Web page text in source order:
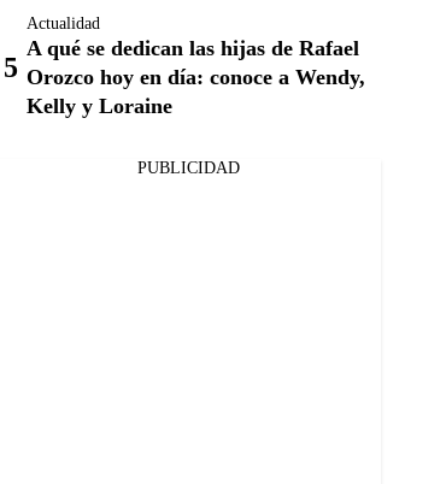
Actualidad
A qué se dedican las hijas de Rafael
Orozco hoy en día: conoce a Wendy,
Kelly y Loraine
PUBLICIDAD